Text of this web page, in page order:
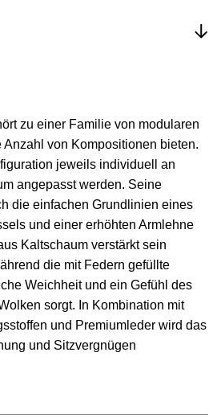
zu einer Familie von modularen
Anzahl von Kompositionen bieten.
jeweils individuell an
angepasst werden. Seine
die einfachen Grundlinien eines
und einer erhöhten Armlehne
Kaltschaum verstärkt sein
die mit Federn gefüllte
Weichheit und ein Gefühl des
sorgt. In Kombination mit
und Premiumleder wird das
und Sitzvergnügen